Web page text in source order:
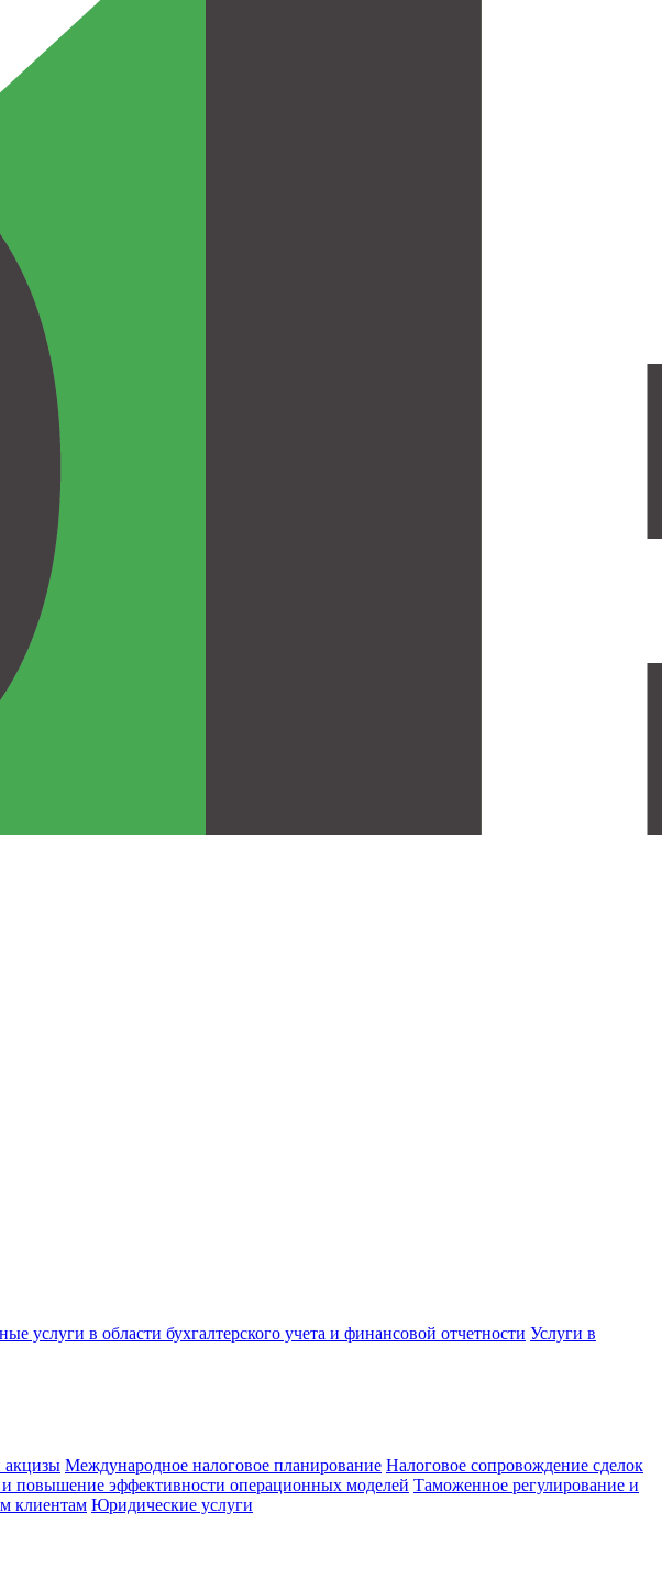
услуги в области бухгалтерского учета и финансовой отчетности Услуги в
Международное налоговое планирование Налоговое сопровождение сделок
и повышение эффективности операционных моделей Таможенное регулирование и
клиентам Юридические услуги